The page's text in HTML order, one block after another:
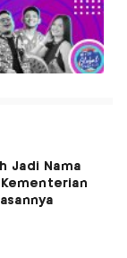
Jadi Nama